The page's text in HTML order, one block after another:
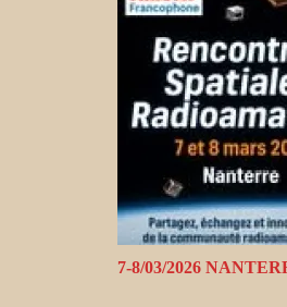
7-8/03/2026